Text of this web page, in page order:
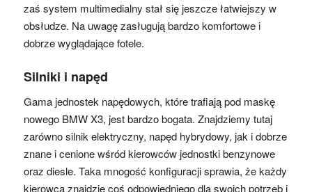
zaś system multimedialny stał się jeszcze łatwiejszy w
obsłudze. Na uwagę zasługują bardzo komfortowe i
dobrze wyglądające fotele.
Silniki i napęd
Gama jednostek napędowych, które trafiają pod maskę
nowego BMW X3, jest bardzo bogata. Znajdziemy tutaj
zarówno silnik elektryczny, napęd hybrydowy, jak i dobrze
znane i cenione wśród kierowców jednostki benzynowe
oraz diesle. Taka mnogość konfiguracji sprawia, że każdy
kierowca znajdzie coś odpowiedniego dla swoich potrzeb i